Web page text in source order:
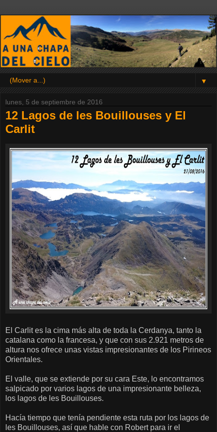
▼
lunes, 5 de septiembre de 2016
12 Lagos de les Bouillouses y El
Carlit
El Carlit es la cima más alta de toda la Cerdanya, tanto la
catalana como la francesa, y que con sus 2.921 metros de
altura nos ofrece unas vistas impresionantes de los Pirineos
Orientales.
El valle, que se extiende por su cara Este, lo encontramos
salpicado por varios lagos de una impresionante belleza,
los lagos de les Bouillouses.
Hacía tiempo que tenía pendiente esta ruta por los lagos de
les Bouillouses, así que hable con Robert para ir el